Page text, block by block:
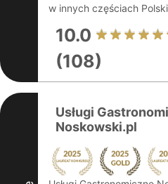
w innych częściach
10.0
(108)
Usługi
Noskowski.pl